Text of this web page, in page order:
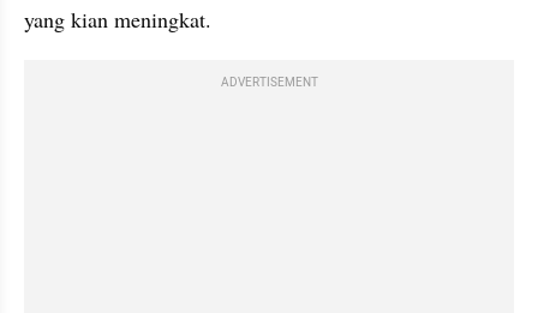
yang kian meningkat.
ADVERTISEMENT